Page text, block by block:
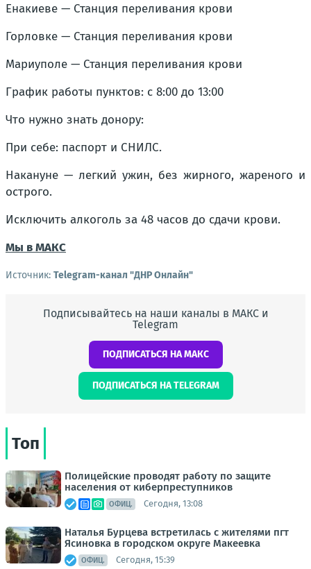
Енакиеве — Станция переливания крови
Горловке — Станция переливания крови
Мариуполе — Станция переливания крови
График работы пунктов: с 8:00 до 13:00
Что нужно знать донору:
При себе: паспорт и СНИЛС.
Накануне — легкий ужин, без жирного, жареного и
острого.
Исключить алкоголь за 48 часов до сдачи крови.
Мы в МАКС
Источник: Telegram-канал "ДНР Онлайн"
Подписывайтесь на наши каналы в МАКС и
Telegram
ПОДПИСАТЬСЯ НА МАКС
ПОДПИСАТЬСЯ НА TELEGRAM
Топ
Полицейские проводят работу по защите
населения от киберпреступников
ОФИЦ. Сегодня, 13:08
Наталья Бурцева встретилась с жителями пгт
Ясиновка в городском округе Макеевка
ОФИЦ. Сегодня, 15:39